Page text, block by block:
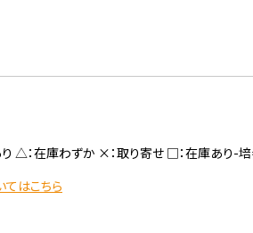
△：在庫わずか ×：取り寄せ □：在庫あり-培
はこちら